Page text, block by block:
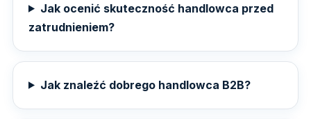
Jak ocenić skuteczność handlowca przed
zatrudnieniem?
Jak znaleźć dobrego handlowca B2B?